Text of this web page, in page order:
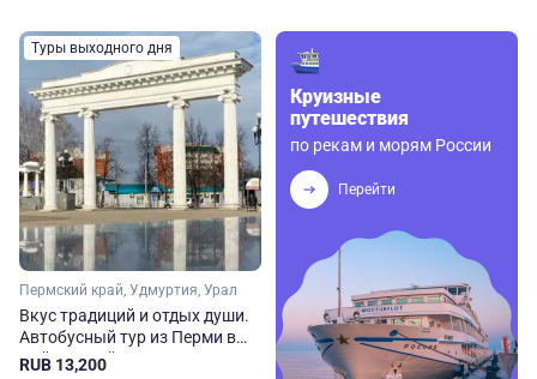
Туры выходного дня
Пермский край, Удмуртия, Урал
Вкус традиций и отдых души.
Автобусный тур из Перми в
Чайковский и Воткинск
RUB 13,200
Круизные
путешествия
по рекам и морям России
Перейти